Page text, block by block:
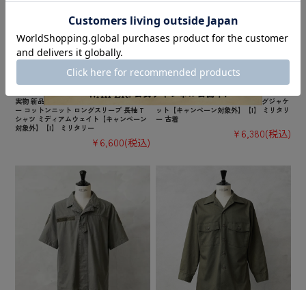
実物 新品 デッドストック ロシア軍 ボーダ
ー コットンニット ロングスリーブ 長袖 T
シャツ ミディアムウェイト【キャンペーン
対象外】【I】 ミリタリー
¥6,600(税込)
実物 USED オランダ軍 トレーニングジャケ
ット【キャンペーン対象外】【I】 ミリタリ
ー 古着
¥6,380(税込)